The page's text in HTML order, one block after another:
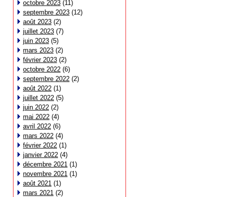
octobre 2023 (11)
septembre 2023 (12)
août 2023 (2)
juillet 2023 (7)
juin 2023 (5)
mars 2023 (2)
février 2023 (2)
octobre 2022 (6)
septembre 2022 (2)
août 2022 (1)
juillet 2022 (5)
juin 2022 (2)
mai 2022 (4)
avril 2022 (6)
mars 2022 (4)
février 2022 (1)
janvier 2022 (4)
décembre 2021 (1)
novembre 2021 (1)
août 2021 (1)
mars 2021 (2)